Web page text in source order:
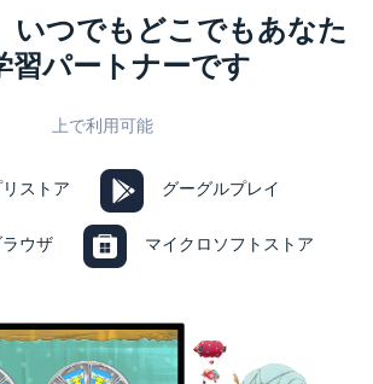
いつでもどこでもあなた
習パートナーです
上で利用可能
ストア グーグルプレイ
ウザ マイクロソフトストア